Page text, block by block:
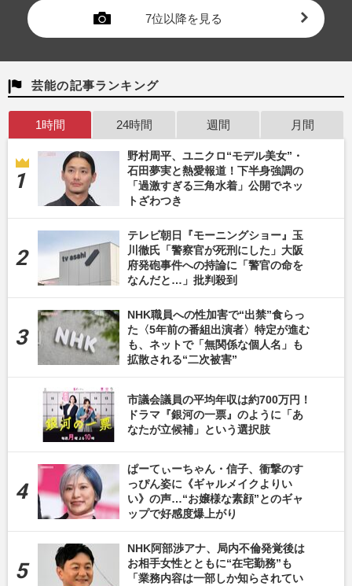
7位以降を見る
芸能の記事ランキング
1時間 24時間 週間 月間
野村周平、ユニクロ“モデル美女”・
石田夢実と熱愛報道！下半身強調の
「過激すぎる三角水着」公開でネッ
トざわつき
テレビ朝日『モーニングショー』玉
川徹氏「警察官が死刑にした」大阪
府発砲事件への持論に「警官の命を
なんだと…」批判殺到
NHK職員への性加害で“出禁”食らっ
た〈5年前の番組出演者〉特定が進む
も、ネットで「無関係な個人名」も
拡散される“二次被害”
市議会議員の平均年収は約700万円！
ドラマ『銀河の一票』のように「あ
なたが立候補」という選択肢
ぱーてぃーちゃん・信子、衝撃のす
っぴん姿に《ギャルメイクよりい
い》の声…“お嬢様な素顔”とのギャ
ップで好感度爆上がり
NHK阿部渉アナ、局内不倫発覚後は
お相手女性とともに“在宅勤務”も
「業務内容は一部しか知らされてい